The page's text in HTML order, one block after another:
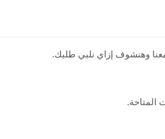
وهنشوف إزاي نلبي طلبك.
المتاحة.